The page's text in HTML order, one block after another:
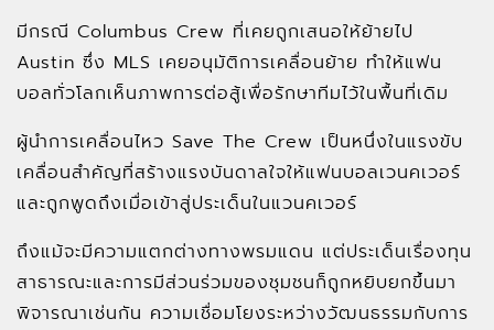
มีกรณี Columbus Crew ที่เคยถูกเสนอให้ย้ายไป
Austin ซึ่ง MLS เคยอนุมัติการเคลื่อนย้าย ทำให้แฟน
บอลทั่วโลกเห็นภาพการต่อสู้เพื่อรักษาทีมไว้ในพื้นที่เดิม
ผู้นำการเคลื่อนไหว Save The Crew เป็นหนึ่งในแรงขับ
เคลื่อนสำคัญที่สร้างแรงบันดาลใจให้แฟนบอลเวนคเวอร์
และถูกพูดถึงเมื่อเข้าสู่ประเด็นในแวนคเวอร์
ถึงแม้จะมีความแตกต่างทางพรมแดน แต่ประเด็นเรื่องทุน
สาธารณะและการมีส่วนร่วมของชุมชนก็ถูกหยิบยกขึ้นมา
พิจารณาเช่นกัน ความเชื่อมโยงระหว่างวัฒนธรรมกับการ